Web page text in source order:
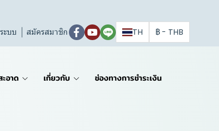
ะบบ สมัครสมาชิก TH ฿ - THB
อาด เกี่ยวกับ ช่องทางการชำระเงิน